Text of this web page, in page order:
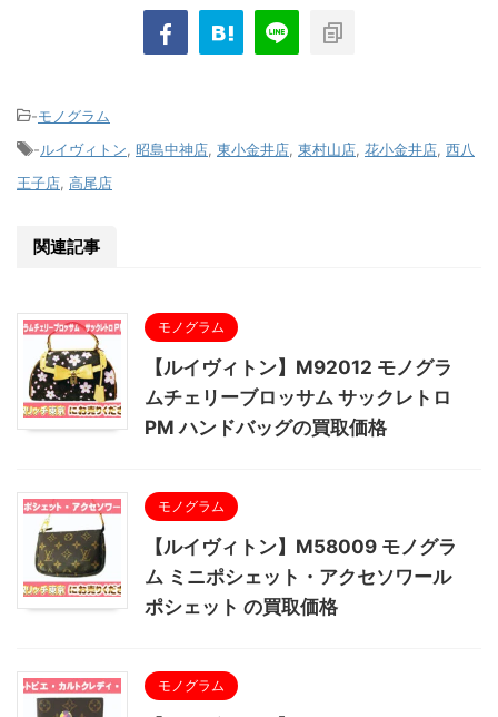
-モノグラム
-ルイヴィトン 昭島中神店 東小金井店 東村山店 花小金井店 西八
王子店 高尾店
関連記事
モノグラム
【ルイヴィトン】M92012 モノグラ
ムチェリーブロッサム サックレトロ
PM ハンドバッグの買取価格
モノグラム
【ルイヴィトン】M58009 モノグラ
ム ミニポシェット・アクセソワール
ポシェット の買取価格
モノグラム